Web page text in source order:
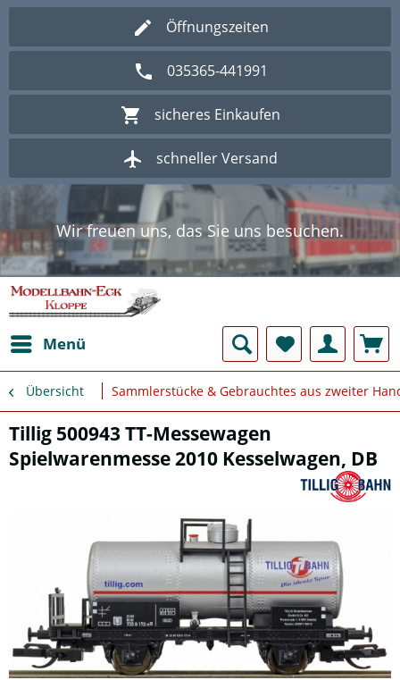
Öffnungszeiten
035365-441991
sicheres Einkaufen
schneller Versand
Wir freuen uns, das Sie uns besuchen.
Herzlich Willkommen im Onlineshop
Modellbahn - Eck Kloppe.
Wir freuen uns, das Sie uns besuchen.
Herzlich Willkommen im Onlineshop
Modellbahn - Eck Kloppe.
Menü
Übersicht Sammlerstücke & Gebrauchtes aus zweiter
Tillig 500943 TT-Messewagen
Spielwarenmesse 2010 Kesselwagen, DB